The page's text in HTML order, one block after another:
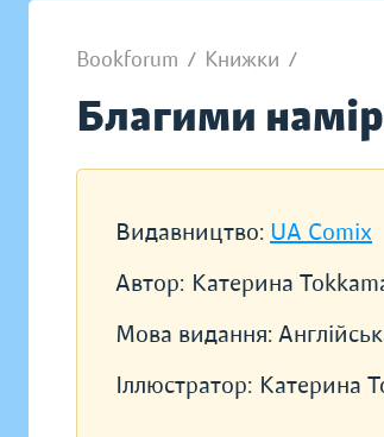
Bookforum / Книжки /
Благими
Видавництво: UA Comix
Автор: Катерина
Мова видання:
Іллюстратор: Катерина